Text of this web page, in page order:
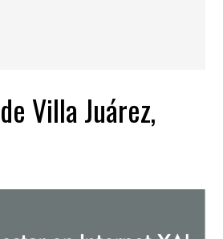
Villa Juárez,